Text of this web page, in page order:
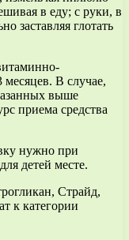
в еду; с руки, в
заставляя глотать
месяцев. В случае,
выше
приема средства
нужно при
детей месте.
Страйд,
к категории